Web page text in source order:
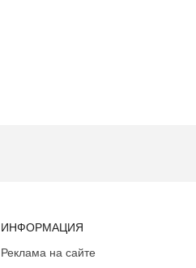
ИНФОРМАЦИЯ
Реклама на сайте